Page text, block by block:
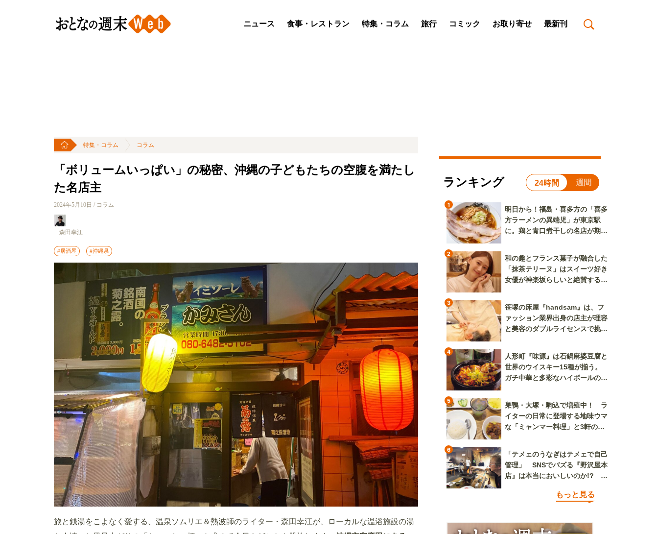
ニュース 食事・レストラン 特集・コラム 旅行 コミック お取り寄せ 最新刊
特集・コラム コラム
「ボリュームいっぱい」の秘密、沖縄の子どもたちの空腹を満たし
た名店主
2024年5月10日 / コラム
森田幸江
#居酒屋 #沖縄県
旅と銭湯をこよなく愛する、温泉ソムリエ＆熱波師のライター・ 森田幸江が、ローカルな温浴施設の湯
ランキング 24時間 週間
1
明日から！福島・喜多方の「喜多
方ラーメンの異端児」が東京駅
に。鶏と青口煮干しの名店が期間
2
和の趣とフランス菓子が融合した
「抹茶テリーヌ」はスイーツ好き
女優が神楽坂らしいと絶賛する逸
3
笹塚の床屋『handsam』は、フ
ァッション業界出身の店主が理容
と美容のダブルライセンスで挑む
4
人形町『味源』は石鍋麻婆豆腐と
世界のウイスキー15種が揃う。
ガチ中華と多彩なハイボールの組
5
巣鴨・大塚・駒込で増殖中！ ラ
イターの日常に登場する地味ウマ
な「ミャンマー料理」と3軒のニ
6
「テメェのうなぎはテメェで自己
管理」 SNSでバズる『野沢屋本
店』は本当においしいのか!? い
もっと見る